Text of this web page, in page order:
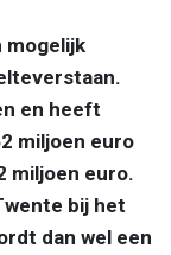
mogelijk
en heeft
miljoen euro
miljoen euro.
bij het
dan wel een